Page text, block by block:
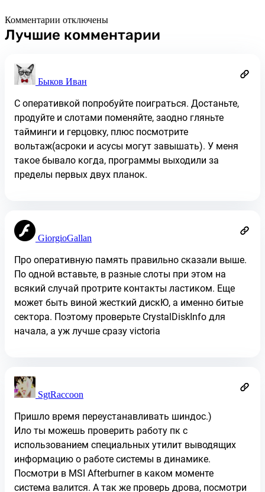
Комментарии отключены
Лучшие комментарии
Быков Иван
С оперативкой попробуйте поиграться. Достаньте,
продуйте и слотами поменяйте, заодно гляньте
тайминги и герцовку, плюс посмотрите
вольтаж(асроки и асусы могут завышать). У меня
такое бывало когда, программы выходили за
пределы первых двух планок.
GiorgioGallan
Про оперативную память правильно сказали выше.
По одной вставьте, в разные слоты при этом на
всякий случай протрите контакты ластиком. Еще
может быть виной жесткий дискЮ, а именно битые
сектора. Поэтому проверьте CrystalDiskInfo для
начала, а уж лучше сразу victoria
SgtRaccoon
Пришло время переустанавливать шиндос.)
Ило ты можешь проверить работу пк с
использованием специальных утилит выводящих
информацию о работе системы в динамике.
Посмотри в MSI Afterburner в каком моменте
система валится. А так же проверь дрова, посмотри